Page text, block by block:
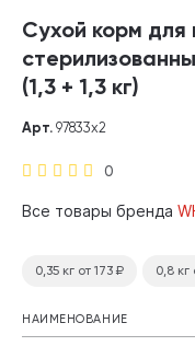
Сухой корм для
(1,3 + 1,3 кг)
0
Арт. 97833х2
Все товары бренда
0,35 кг от 173 ₽ 0,8 кг
НАИМЕНОВАНИЕ